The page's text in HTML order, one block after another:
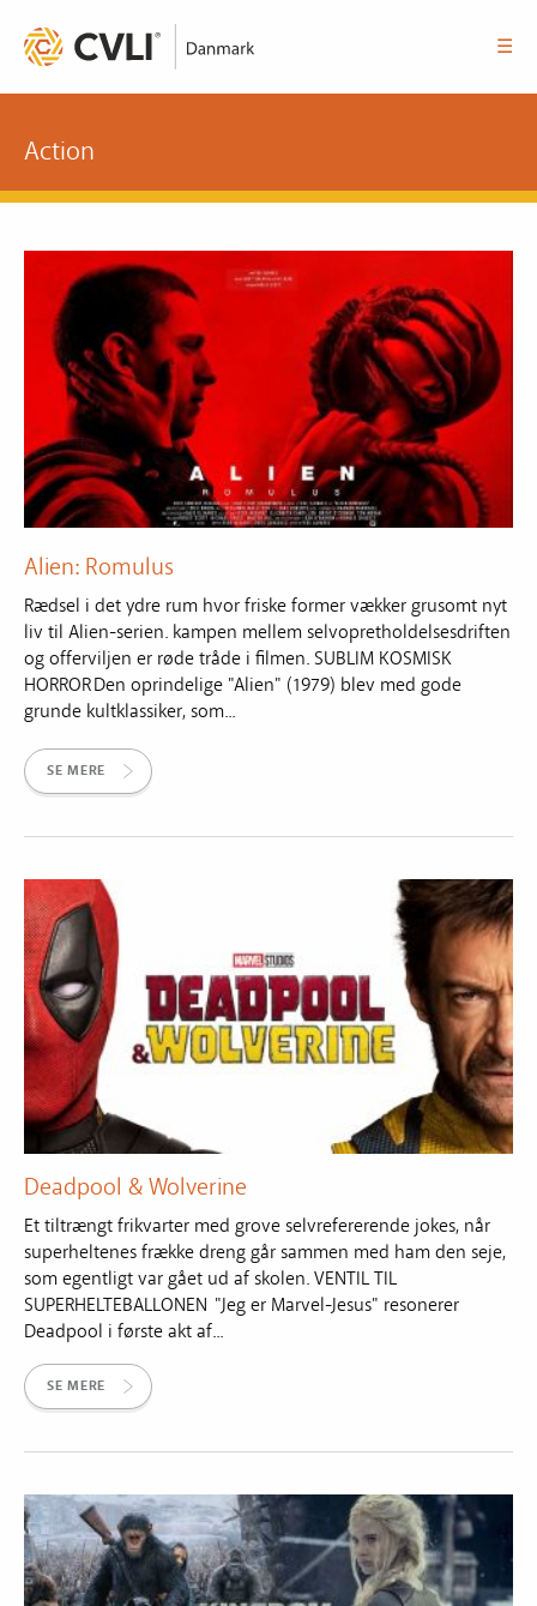
☰
Action
Alien: Romulus
Rædsel i det ydre rum hvor friske former vækker grusomt nyt
liv til Alien-serien. kampen mellem selvopretholdelsesdriften
og offerviljen er røde tråde i filmen. SUBLIM KOSMISK
HORROR Den oprindelige "Alien" (1979) blev med gode
grunde kultklassiker, som...
SE MERE
Deadpool & Wolverine
Et tiltrængt frikvarter med grove selvrefererende jokes, når
superheltenes frække dreng går sammen med ham den seje,
som egentligt var gået ud af skolen. VENTIL TIL
SUPERHELTEBALLONEN "Jeg er Marvel-Jesus" resonerer
Deadpool i første akt af...
SE MERE